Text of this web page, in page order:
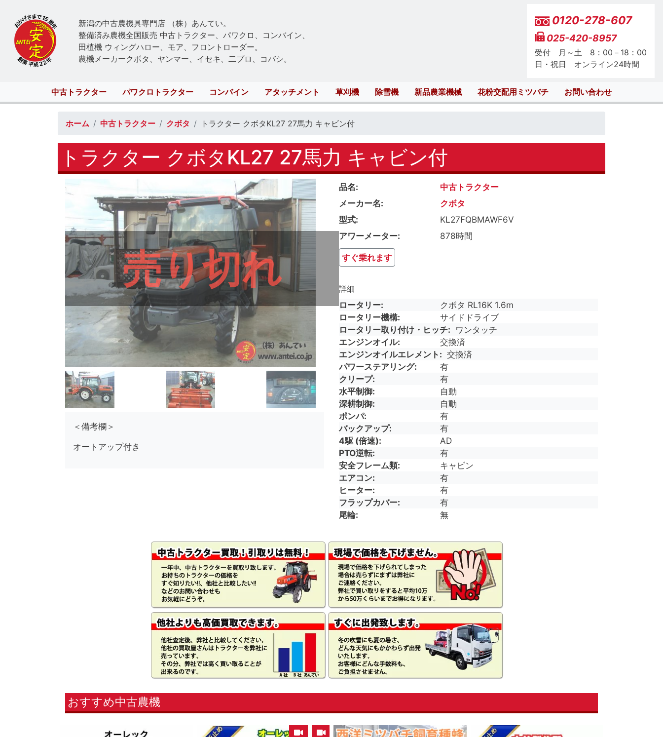
新潟の中古農機具専門店 （株）あんてい。
整備済み農機全国販売 中古トラクター、パワクロ、コンバイン、
田植機 ウィングハロー、モア、フロントローダー。
農機メーカークボタ、ヤンマー、イセキ、二プロ、コバシ。
0120-278-607
025-420-8957
受付 月～土 8：00－18：00
日・祝日 オンライン24時間
Main
navigation
中古トラクター パワクロトラクター コンバイン アタッチメント 草刈機 除雪機 新品農業機械 花粉交配用ミツバチ お問い合わせ
ホーム 中古トラクター クボタ トラクター クボタKL27 27馬力 キャビン付
トラクター クボタKL27 27馬力 キャビン付
売り切れ
＜備考欄＞
オートアップ付き
品名
中古トラクター
メーカー名
クボタ
型式
KL27FQBMAWF6V
アワーメーター
878時間
すぐ乗れます
詳細
ロータリー
クボタ RL16K 1.6m
ロータリー機構
サイドドライブ
ロータリー取り付け・ヒッチ
ワンタッチ
エンジンオイル
交換済
エンジンオイルエレメント
交換済
パワーステアリング
有
クリープ
有
水平制御
自動
深耕制御
自動
ポンパ
有
バックアップ
有
4駆 (倍速)
AD
PTO逆転
有
安全フレーム類
キャビン
エアコン
有
ヒーター
有
フラップカバー
有
尾輪
無
おすすめ中古農機